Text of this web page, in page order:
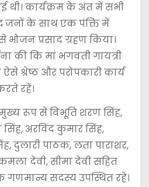
थी। कार्यक्रम के अंत में सभी
जनों के साथ एक पंक्ति में
भोजन प्रसाद ग्रहण किया।
की कि मां भगवती गायत्री
श्रेष्ठ और परोपकारी कार्य
रहें।
रूप से विभूति शरण सिंह,
अरविंद कुमार सिंह,
दुलारी पाठक, लता पाराशर,
देवी, सीमा देवी सहित
गणमान्य सदस्य उपस्थित रहे।